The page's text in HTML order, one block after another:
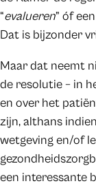
“evalueren” óf
Dat is bijzonder
Maar dat neemt
de resolutie – in
en over het
zijn, althans
wetgeving en/of
een interessante